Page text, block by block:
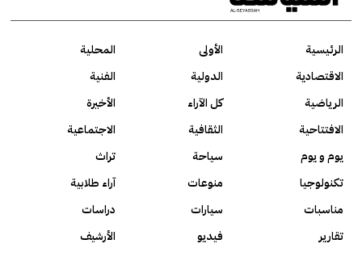
الرئيسية الأولى
المحلية
الاقتصادية
الدولية
الفنية
الرياضية
كل الآراء
الأخيرة
الافتتاحية
الثقافية
الاجتماعية
يوم و يوم
سياحة
تراث
تكنولوجيا
منوعات
آراء طلابية
مناسبات
سيارات
دراسات
تقارير
فيديو الأرشيف